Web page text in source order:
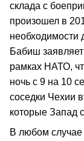
склада с
произошел в
необходимости
Бабиш
рамках НАТО,
ночь с 9 на 10
соседки Чехии
которые Запад
В любом